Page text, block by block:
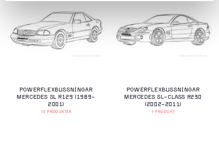
POWERFLEXBUSSNINGAR
MERCEDES SL R129 (1989-
2001)
10 PRODUKTER
POWERFLEXBUSSNINGAR
MERCEDES SL-CLASS R230
(2002-2011)
1 PRODUKT